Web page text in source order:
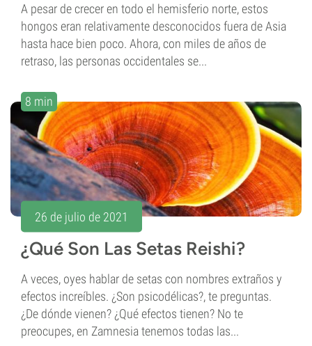
A pesar de crecer en todo el hemisferio norte, estos
hongos eran relativamente desconocidos fuera de Asia
hasta hace bien poco. Ahora, con miles de años de
retraso, las personas occidentales se...
8 min
26 de julio de 2021
¿Qué Son Las Setas Reishi?
A veces, oyes hablar de setas con nombres extraños y
efectos increíbles. ¿Son psicodélicas?, te preguntas.
¿De dónde vienen? ¿Qué efectos tienen? No te
preocupes, en Zamnesia tenemos todas las...